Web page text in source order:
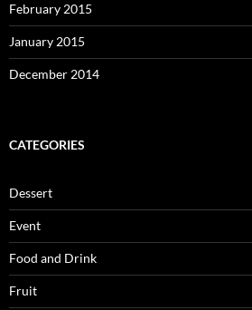
February 2015
January 2015
December 2014
CATEGORIES
Dessert
Event
Food and Drink
Fruit